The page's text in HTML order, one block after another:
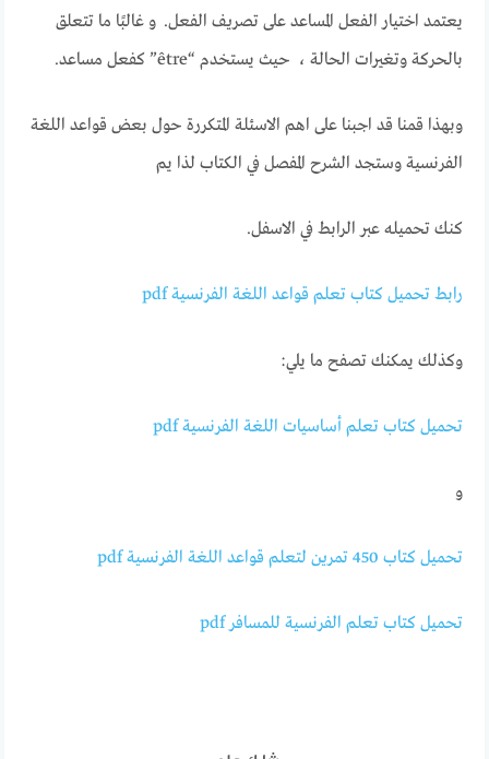
يعتمد اختيار الفعل المساعد على تصريف الفعل. و غالبًا ما تتعلق
بالحركة وتغيرات الحالة ، حيث يستخدم “être” كفعل مساعد.
وبهذا قمنا قد اجبنا على اهم الاسئلة المتكررة حول بعض قواعد اللغة
الفرنسية وستجد الشرح المفصل في الكتاب لذا يم
كنك تحميله عبر الرابط في الاسفل.
رابط تحميل كتاب تعلم قواعد اللغة الفرنسية pdf
وكذلك يمكنك تصفح ما يلي:
تحميل كتاب تعلم أساسيات اللغة الفرنسية pdf
و
تحميل كتاب 450 تمرين لتعلم قواعد اللغة الفرنسية pdf
تحميل كتاب تعلم الفرنسية للمسافر pdf